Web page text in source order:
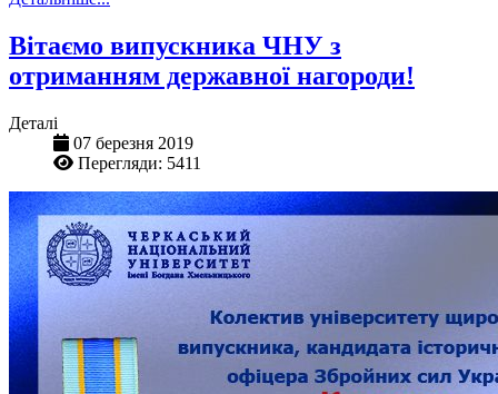
Вітаємо випускника ЧНУ з
отриманням державної нагороди!
Деталі
07 березня 2019
Перегляди: 5411